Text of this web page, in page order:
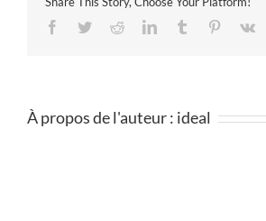
Facebook
TwitterRedditLinkedInTumblr Pinterest
Vk
À propos de l'auteur : ideal